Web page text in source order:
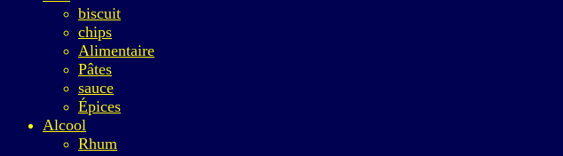
biscuit
chips
Alimentaire
Pâtes
sauce
Épices
Alcool
Rhum